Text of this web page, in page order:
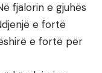
fjalorin e gjuhës
e fortë
e fortë për